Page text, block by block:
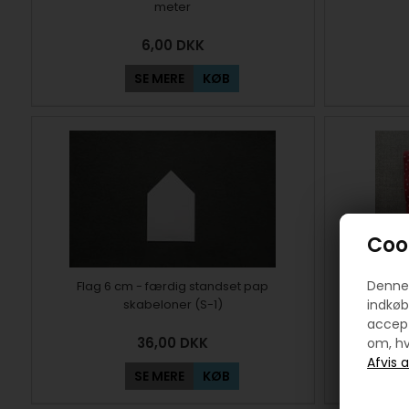
om,
meter
6,00 DKK
SE MERE KØB
Flag 6 cm - færdig standset pap
skabeloner (S-1)
36,00 DKK
SE MERE KØB
5 stk